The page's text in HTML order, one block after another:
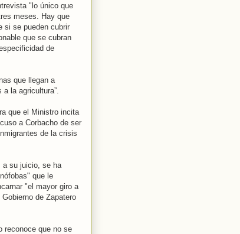
"lo único que
meses. Hay que
si se pueden cubrir
que se cubran
de
que llegan a
la agricultura”.
que el Ministro incita
a Corbacho de ser
de la crisis
a su juicio, se ha
que le
"el mayor giro a
de Zapatero
reconoce que no se